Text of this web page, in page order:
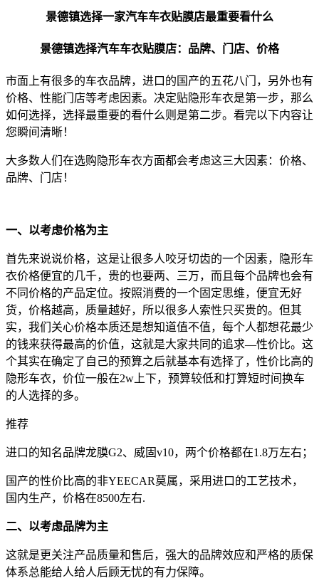
景德镇选择一家汽车车衣贴膜店最重要看什么
景德镇选择汽车车衣贴膜店：品牌、门店、价格
市面上有很多的车衣品牌，进口的国产的五花八门，另外也有
价格、性能门店等考虑因素。决定贴隐形车衣是第一步，那么
如何选择，选择最重要的看什么则是第二步。看完以下内容让
您瞬间清晰！
大多数人们在选购隐形车衣方面都会考虑这三大因素：价格、
品牌、门店！
一、以考虑价格为主
首先来说说价格，这是让很多人咬牙切齿的一个因素，隐形车
衣价格便宜的几千，贵的也要两、三万，而且每个品牌也会有
不同价格的产品定位。按照消费的一个固定思维，便宜无好
货，价格越高，质量越好，所以很多人索性只买贵的。但其
实，我们关心价格本质还是想知道值不值，每个人都想花最少
的钱来获得最高的价值，这就是大家共同的追求—性价比。这
个其实在确定了自己的预算之后就基本有选择了，性价比高的
隐形车衣，价位一般在2w上下，预算较低和打算短时间换车
的人选择的多。
推荐
进口的知名品牌龙膜G2、威固v10，两个价格都在1.8万左右；
国产的性价比高的非YEECAR莫属，采用进口的工艺技术，
国内生产，价格在8500左右.
二、以考虑品牌为主
这就是更关注产品质量和售后，强大的品牌效应和严格的质保
体系总能给人给人后顾无忧的有力保障。